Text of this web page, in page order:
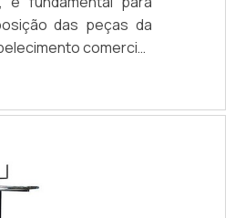
das peças da
comercial.
que os lojistas
confiáveis e
desses
das lojas. MAIS
OS MANEQUINSO
investigar é se a